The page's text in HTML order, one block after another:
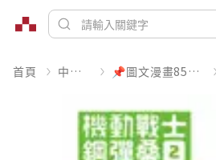
首頁 中文書 📌圖文漫畫85折起